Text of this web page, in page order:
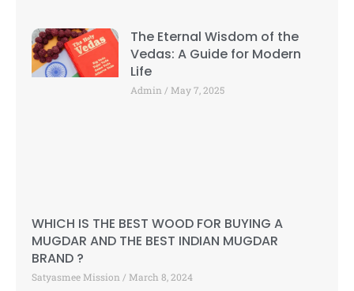
The Eternal Wisdom of the
Vedas: A Guide for Modern
Life
Admin May 7, 2025
WHICH IS THE BEST WOOD FOR BUYING A
MUGDAR AND THE BEST INDIAN MUGDAR
BRAND ?
Satyasmee Mission March 8, 2024